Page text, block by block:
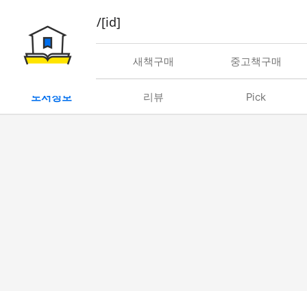
book/rent/[id]
대여 새책구매 중고책구매
도서정보 리뷰 Pick